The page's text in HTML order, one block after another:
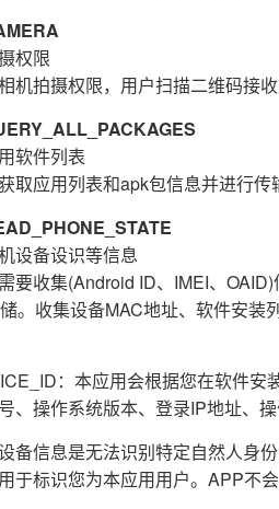
权限
机拍摄权限，用户扫描二维码接收
软件列表
取应用列表和apk包信息并进行传
设备设识等信息
要收集(Android ID、IMEI、
。收集设备MAC地址、软件安
：本应用会根据您在软件
、操作系统版本、登录IP地址、
备信息是无法识别特定自然人身
于标识您为本应用用户。APP不